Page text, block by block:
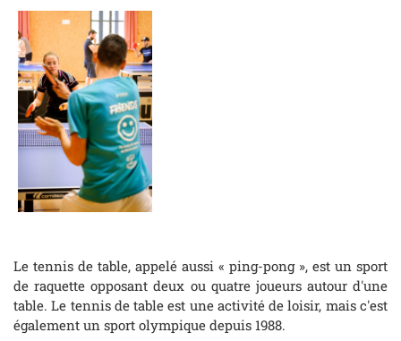
Le tennis de table, appelé aussi « ping-pong », est un sport
de raquette opposant deux ou quatre joueurs autour d'une
table. Le tennis de table est une activité de loisir, mais c'est
également un sport olympique depuis 1988.